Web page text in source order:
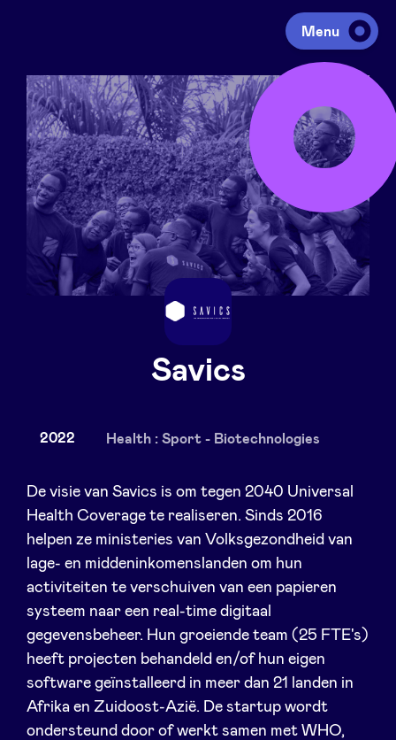
Menu
Investeren
Fondsen ophalen
Portfolio
Agenda
Over ons
Nieuws
Voordelen
BeAngels Academy
BeAngels Luxemburg
NXT Brussels - Investeerders groep
Savics
2022 Health : Sport - Biotechnologies
De visie van Savics is om tegen 2040 Universal
Health Coverage te realiseren. Sinds 2016
helpen ze ministeries van Volksgezondheid van
lage- en middeninkomenslanden om hun
activiteiten te verschuiven van een papieren
systeem naar een real-time digitaal
gegevensbeheer. Hun groeiende team (25 FTE's)
heeft projecten behandeld en/of hun eigen
software geïnstalleerd in meer dan 21 landen in
Afrika en Zuidoost-Azië. De startup wordt
ondersteund door of werkt samen met WHO,